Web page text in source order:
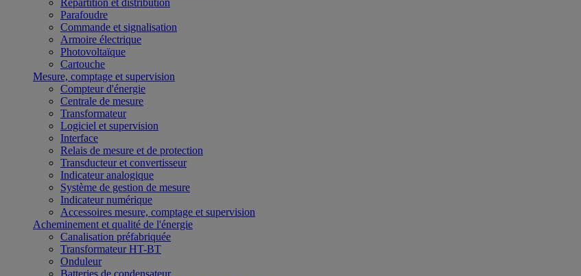
Répartition et distribution
Parafoudre
Commande et signalisation
Armoire électrique
Photovoltaïque
Cartouche
Mesure, comptage et supervision
Compteur d'énergie
Centrale de mesure
Transformateur
Logiciel et supervision
Interface
Relais de mesure et de protection
Transducteur et convertisseur
Indicateur analogique
Système de gestion de mesure
Indicateur numérique
Accessoires mesure, comptage et supervision
Acheminement et qualité de l'énergie
Canalisation préfabriquée
Transformateur HT-BT
Onduleur
Batteries de condensateur